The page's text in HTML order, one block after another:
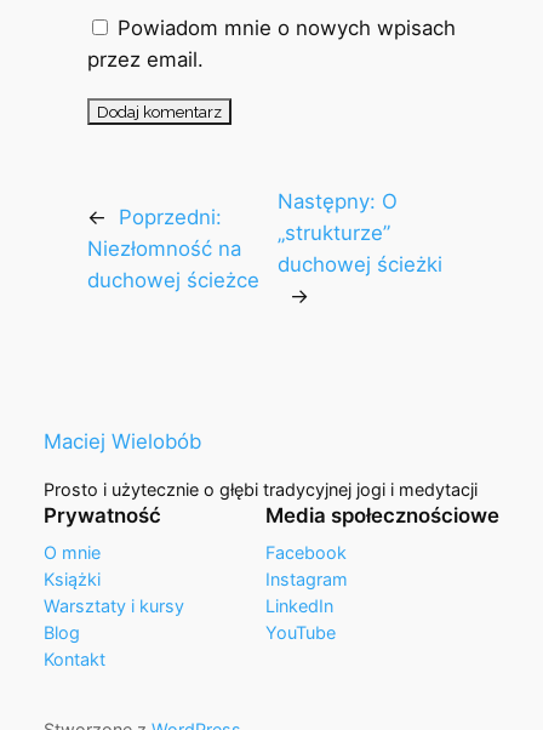
Powiadom mnie o nowych wpisach
przez email.
←
Poprzedni:
Niezłomność na
duchowej ścieżce
Następny: O
„strukturze”
duchowej ścieżki
→
Maciej Wielobób
Prosto i użytecznie o głębi tradycyjnej jogi i medytacji
Prywatność
O mnie
Książki
Warsztaty i kursy
Blog
Kontakt
Media społecznościowe
Facebook
Instagram
LinkedIn
YouTube